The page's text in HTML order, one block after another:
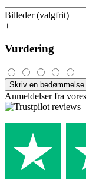
Billeder (valgfrit)
+
Vurdering
Skriv en bedømmelse
Anmeldelser fra